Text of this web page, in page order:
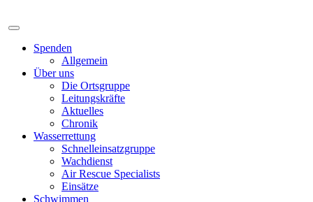
Spenden
Allgemein
Über uns
Die Ortsgruppe
Leitungskräfte
Aktuelles
Chronik
Wasserrettung
Schnelleinsatzgruppe
Wachdienst
Air Rescue Specialists
Einsätze
Schwimmen